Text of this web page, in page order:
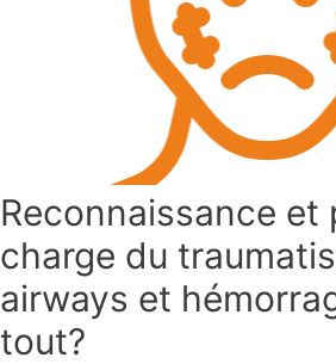
Reconnaissance et
charge du
airways et
tout?